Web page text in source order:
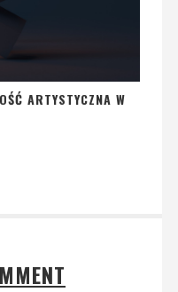
ARTYSTYCZNA W